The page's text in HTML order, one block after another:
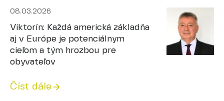
08.03.2026
Viktorín: Každá americká základňa
aj v Európe je potenciálnym
cieľom a tým hrozbou pre
obyvateľov
Číst dále